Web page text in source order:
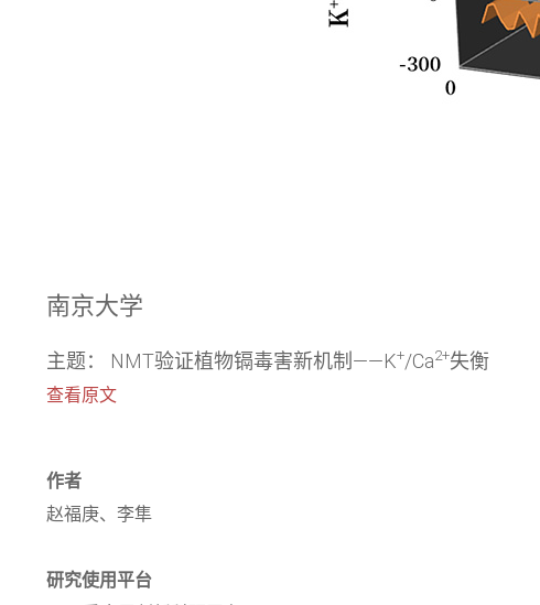
南京大学
主题： NMT验证植物镉毒害新机制——K+/Ca2+失衡
查看原文
作者
赵福庚、李隼
研究使用平台